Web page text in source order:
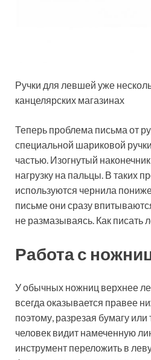
Ручки для левшей уже
канцелярских магазинах
Теперь проблема письма от
специальной шариковой
частью. Изогнутый
нагрузку на пальцы. В таких
используются чернила
письме они сразу
не размазываясь. Как писать
Работа с
У обычных ножниц верхнее
всегда оказывается правее
поэтому, разрезая бумагу или
человек видит намеченную
инструмент переложить в